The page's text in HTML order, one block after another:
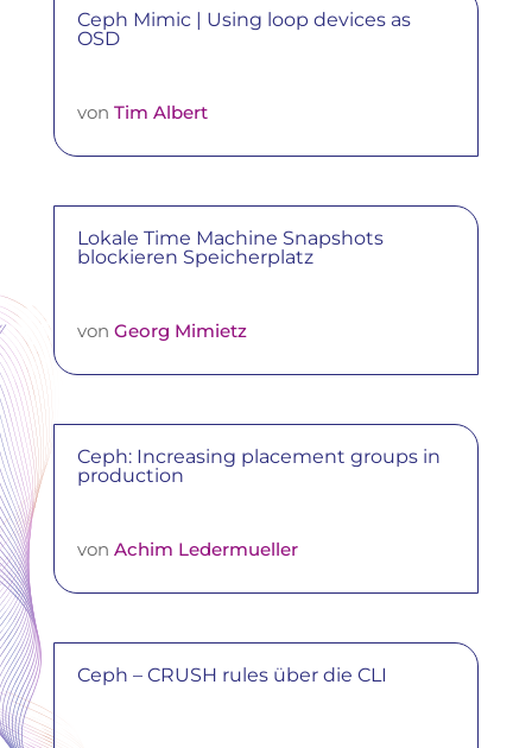
Ceph Mimic | Using loop devices as
OSD
von Tim Albert
Lokale Time Machine Snapshots
blockieren Speicherplatz
von Georg Mimietz
Ceph: Increasing placement groups in
production
von Achim Ledermueller
Ceph – CRUSH rules über die CLI